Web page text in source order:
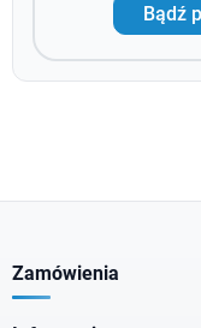
Bądź
Zamówienia